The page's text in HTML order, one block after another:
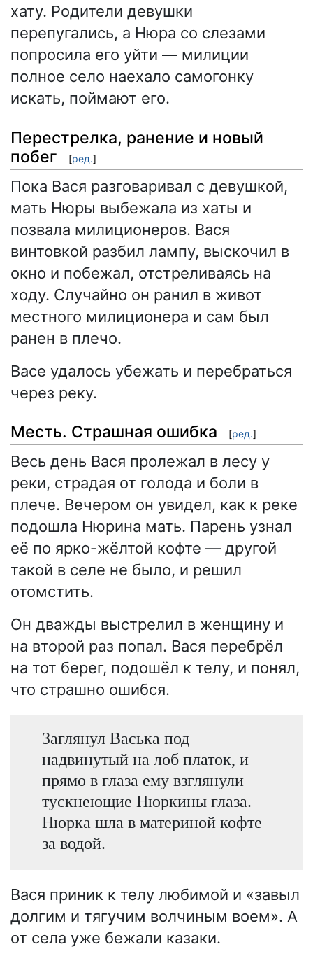
хату. Родители девушки
перепугались, а Нюра со слезами
попросила его уйти — милиции
полное село наехало самогонку
искать, поймают его.
Перестрелка, ранение и новый
побег
[ред.]
Пока Вася разговаривал с девушкой,
мать Нюры выбежала из хаты и
позвала милиционеров. Вася
винтовкой разбил лампу, выскочил в
окно и побежал, отстреливаясь на
ходу. Случайно он ранил в живот
местного милиционера и сам был
ранен в плечо.
Васе удалось убежать и перебраться
через реку.
Месть. Страшная ошибка [ред.]
Весь день Вася пролежал в лесу у
реки, страдая от голода и боли в
плече. Вечером он увидел, как к реке
подошла Нюрина мать. Парень узнал
её по ярко-жёлтой кофте — другой
такой в селе не было, и решил
отомстить.
Он дважды выстрелил в женщину и
на второй раз попал. Вася перебрёл
на тот берег, подошёл к телу, и понял,
что страшно ошибся.
Заглянул Васька под
надвинутый на лоб платок, и
прямо в глаза ему взглянули
тускнеющие Нюркины глаза.
Нюрка шла в материной кофте
за водой.
Вася приник к телу любимой и «завыл
долгим и тягучим волчиным воем». А
от села уже бежали казаки.